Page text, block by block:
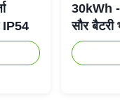
IP54
30kWh -
सौर